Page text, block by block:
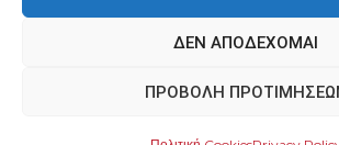
ΔΕΝ ΑΠΟΔΈΧΟΜΑΙ
ΠΡΟΒΟΛΉ
gowithraw.gr © 2020 | Powered by